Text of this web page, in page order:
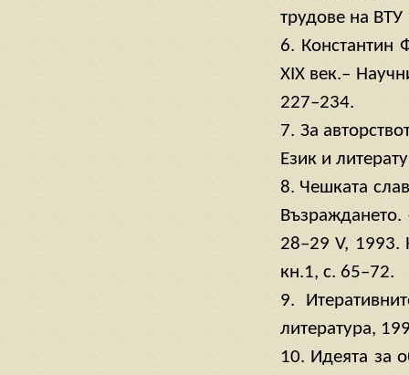
трудове на ВТУ
6. Константин
XIX век.–
227–234.
7. За
Език и
8. Чешката
28–29 V, 1993.
кн.1, с. 65–72.
9.
литература,
10. Идеята за